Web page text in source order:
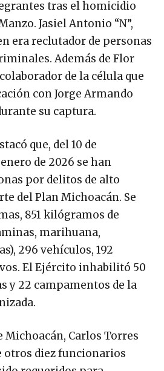
tras el homicidio
Jasiel Antonio “N”,
era reclutador de personas
Además de Flor
colaborador de la célula que
con Jorge Armando
su captura.
que, del 10 de
de 2026 se han
por delitos de alto
del Plan Michoacán. Se
851 kilógramos de
marihuana,
296 vehículos, 192
El Ejército inhabilitó 50
y 22 campamentos de la
Michoacán, Carlos Torres
otros diez funcionarios